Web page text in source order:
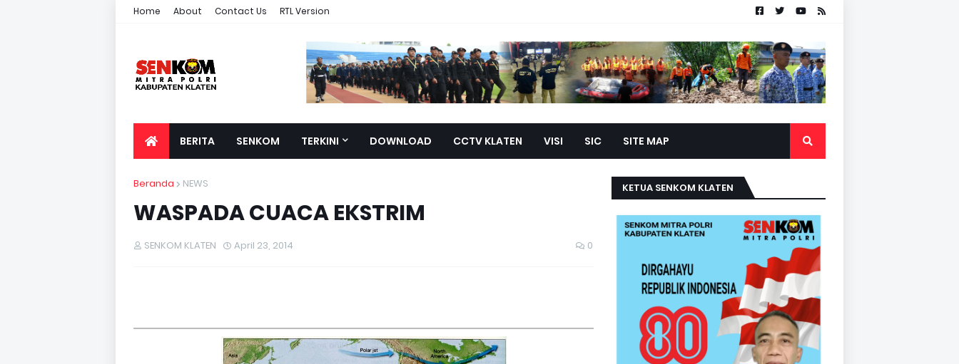
Home About Contact Us RTL Version
BERITA SENKOM TERKINI DOWNLOAD CCTV KLATEN VISI SIC SITE MAP
Beranda NEWS
WASPADA CUACA EKSTRIM
SENKOM KLATEN April 23, 2014 0
KETUA SENKOM KLATEN